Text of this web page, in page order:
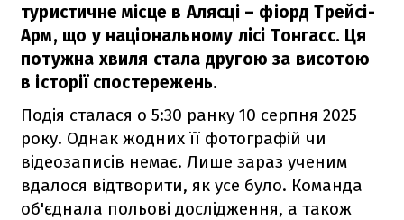
туристичне місце в Алясці – фіорд Трейсі-
Арм, що у національному лісі Тонгасс. Ця
потужна хвиля стала другою за висотою
в історії спостережень.
Подія сталася о 5:30 ранку 10 серпня 2025
року. Однак жодних її фотографій чи
відеозаписів немає. Лише зараз ученим
вдалося відтворити, як усе було. Команда
об'єднала польові дослідження, а також